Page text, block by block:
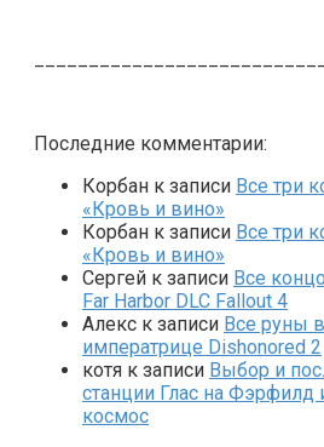
Последние комментарии:
Корбан к записи Все три
«Кровь и вино»
Корбан к записи Все три
«Кровь и вино»
Сергей к записи Все
Far Harbor DLC Fallout 4
Алекс к записи Все руны
императрице Dishonored 2
котя к записи Выбор и
станции Глас на Фэрфилд
космос